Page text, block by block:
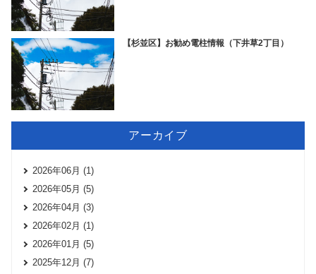
【杉並区】お勧め電柱情報（下井草2丁目）
アーカイブ
2026年06月 (1)
2026年05月 (5)
2026年04月 (3)
2026年02月 (1)
2026年01月 (5)
2025年12月 (7)